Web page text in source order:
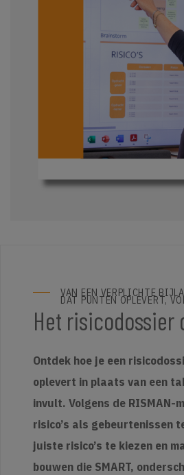
VAN EEN VERPLICHTE
DAT PUNTEN OPLEVERT,
Het risicodossier
Ontdek hoe je een
oplevert in plaats van een
invult. Volgens de RISMAN-
risico’s als gebeurtenissen
juiste risico’s te kiezen en
bouwen die SMART,